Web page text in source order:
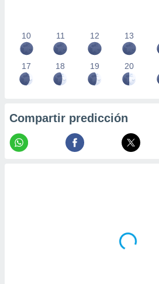
10 11 12 13
17 18 19 20
Compartir predicción